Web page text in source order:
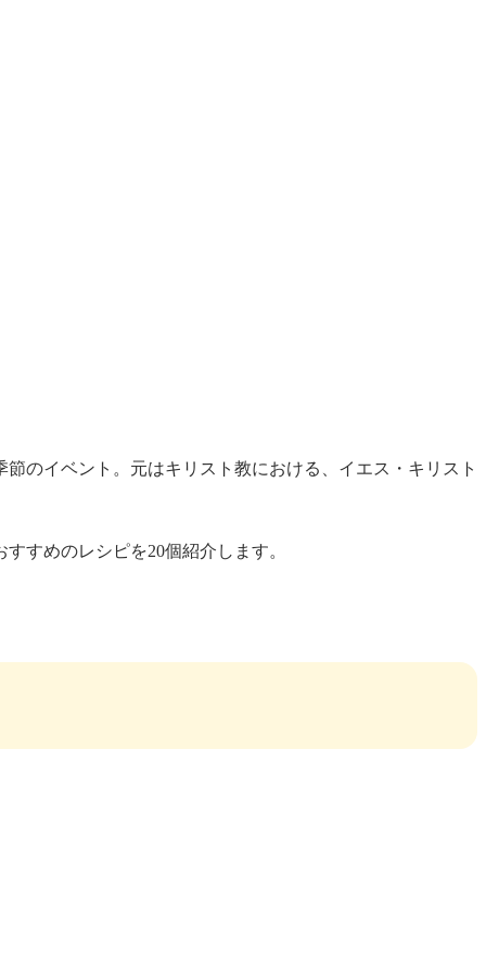
のイベント。元はキリスト教における、イエス・キリスト
すめのレシピを20個紹介します。